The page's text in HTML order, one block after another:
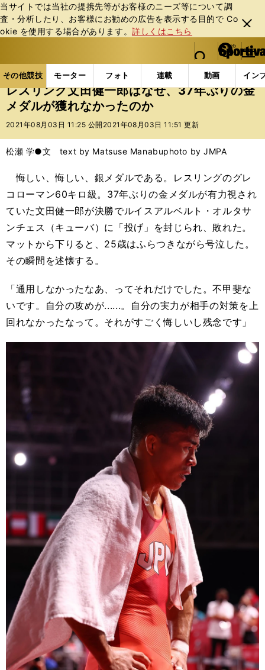
当サイトでは当社の提携先等がお客様のニーズ等について調
査・分析したり、お客様にお勧めの広告を表⽰する⽬的で Co
okie を使⽤する場合があります。詳しくはこちら
閉じ
る
web Sportiva (webスポルティーバ)
検索
マイペ
ー
ジ
メニュ
その他競技 モーター フォト 連載 動画 イン
ス
ポ
ル
バ
その他競技の記事一覧 その他競技 その他 レス
レスリング文田健一郎はなぜ、37年ぶりの金
メダルが獲れなかったのか
2021年08月03日 11:25 公開 2021年08月03日 11:51 更新
松瀬 学●文 text by Matsuse Manabuphoto by JMPA
悔しい、悔しい、銀メダルである。レスリングのグレ
コローマン60キロ級。37年ぶりの金メダルが有力視され
ていた文田健一郎が決勝でルイスアルベルト・オルタサ
ンチェス（キューバ）に「投げ」を封じられ、敗れた。
マットから下りると、25歳はふらつきながら号泣した。
その瞬間を述懐する。
「通用しなかったなあ、ってそれだけでした。不甲斐な
いです。自分の攻めが......。自分の実力が相手の対策を上
回れなかったなって。それがすごく悔しいし残念です」